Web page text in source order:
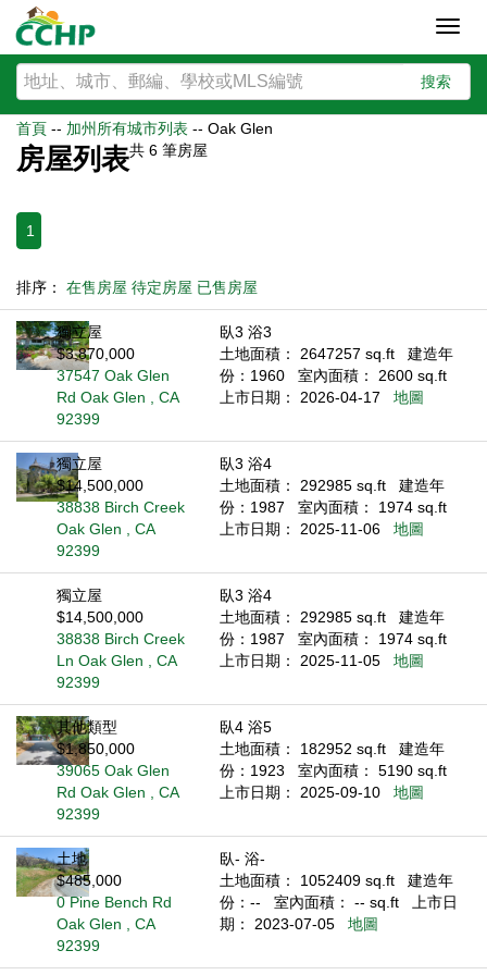
搜索
首頁 -- 加州所有城市列表 -- Oak Glen
房屋列表共 6 筆房屋
1
排序： 在售房屋 待定房屋 已售房屋
獨立屋
$3,870,000
37547 Oak Glen
Rd Oak Glen , CA
92399
臥3 浴3
土地面積： 2647257 sq.ft
建造年
份：1960
室內面積： 2600 sq.ft
上市日期： 2026-04-17
地圖
獨立屋
$14,500,000
38838 Birch Creek
Oak Glen , CA
92399
臥3 浴4
土地面積： 292985 sq.ft
建造年
份：1987
室內面積： 1974 sq.ft
上市日期： 2025-11-06
地圖
獨立屋
$14,500,000
38838 Birch Creek
Ln Oak Glen , CA
92399
臥3 浴4
土地面積： 292985 sq.ft
建造年
份：1987
室內面積： 1974 sq.ft
上市日期： 2025-11-05
地圖
其他類型
$1,850,000
39065 Oak Glen
Rd Oak Glen , CA
92399
臥4 浴5
土地面積： 182952 sq.ft
建造年
份：1923
室內面積： 5190 sq.ft
上市日期： 2025-09-10
地圖
土地
$485,000
0 Pine Bench Rd
Oak Glen , CA
92399
臥- 浴-
土地面積： 1052409 sq.ft
建造年
份：--
室內面積： -- sq.ft
上市日
期： 2023-07-05
地圖